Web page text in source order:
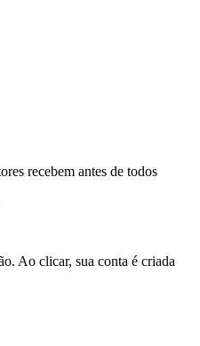
recebem antes de todos
Ao clicar, sua conta é criada